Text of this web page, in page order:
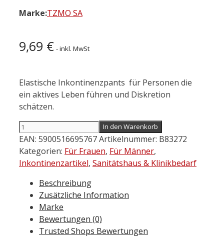
Marke:TZMO SA
9,69 € - inkl. MwSt
Elastische Inkontinenzpants für Personen die
ein aktives Leben führen und Diskretion
schätzen.
SENI
Active
Super
Gr.
Menge
In den Warenkorb
EAN: 5900516695767Artikelnummer: B83272
Kategorien: Für Frauen, Für Männer,
Inkontinenzartikel, Sanitätshaus & Klinikbedarf
Beschreibung
Zusätzliche Information
Marke
Bewertungen (0)
Trusted Shops Bewertungen